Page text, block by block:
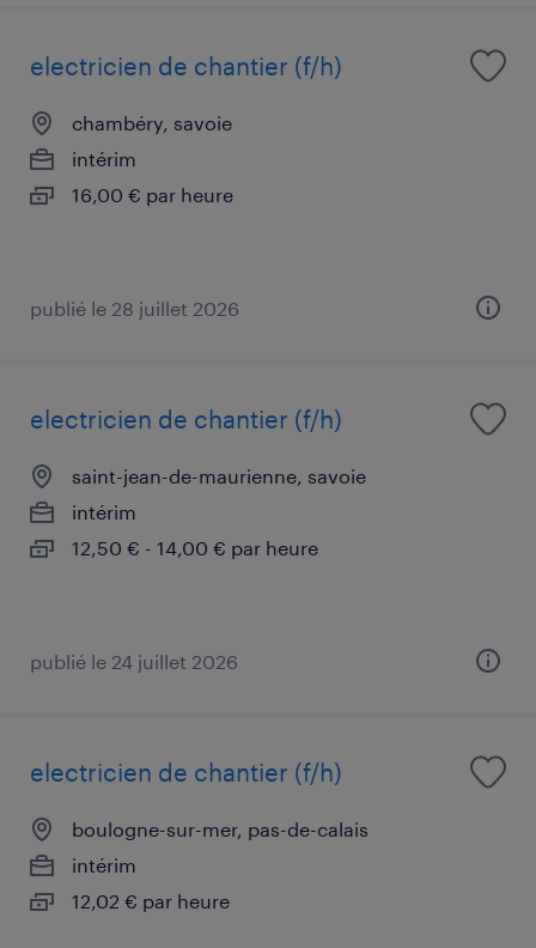
electricien de chantier (f/h)
chambéry, savoie
intérim
16,00 € par heure
publié le 28 juillet 2026
electricien de chantier (f/h)
saint-jean-de-maurienne, savoie
intérim
12,50 € - 14,00 € par heure
publié le 24 juillet 2026
electricien de chantier (f/h)
boulogne-sur-mer, pas-de-calais
intérim
12,02 € par heure